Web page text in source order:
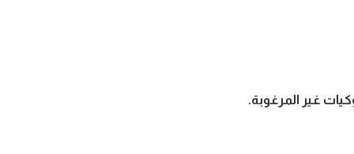
غير المرغوبة.